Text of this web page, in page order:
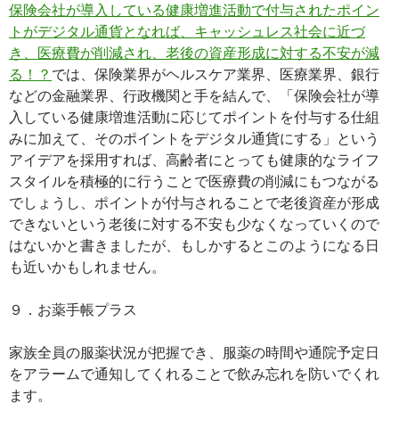
保険会社が導入している健康増進活動で付与されたポイン
トがデジタル通貨となれば、キャッシュレス社会に近づ
き、医療費が削減され、老後の資産形成に対する不安が減
る！？ では、保険業界がヘルスケア業界、医療業界、銀行
などの金融業界、行政機関と手を結んで、「保険会社が導
入している健康増進活動に応じてポイントを付与する仕組
みに加えて、そのポイントをデジタル通貨にする」という
アイデアを採用すれば、高齢者にとっても健康的なライフ
スタイルを積極的に行うことで医療費の削減にもつながる
でしょうし、ポイントが付与されることで老後資産が形成
できないという老後に対する不安も少なくなっていくので
はないかと書きましたが、もしかするとこのようになる日
も近いかもしれません。
９．お薬手帳プラス
家族全員の服薬状況が把握でき、服薬の時間や通院予定日
をアラームで通知してくれることで飲み忘れを防いでくれ
ます。